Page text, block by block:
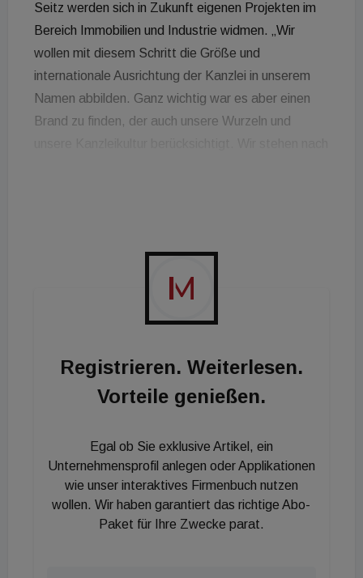
Seitz werden sich in Zukunft eigenen Projekten im
Bereich Immobilien und Industrie widmen. „Wir
wollen mit diesem Schritt die Größe und
internationale Ausrichtung der Kanzlei in unserem
Namen abbilden. Ganz wichtig war es aber einen
Brand zu finden, der auch unsere Wurzeln und
Osteuropa tätig und kennen die internationalen
Ansprüche der Mandanten. Ein moderner Brand
spiegelt unsere Positionierung in dieser Region
wider und zeigt auch den zukünftigen Weg, den wir
Kanzleipartner Nikolaus Becker. „Unsere
Mandanten schätzen die gute Altersverteilung in der
Wagesreiter und Mag. Wilhelm Huck sind seit fast
20 Jahren in der Kanzlei tätig. Dann gibt es eine
Partnereihe mit z. B. Markus Busta und Nikolaus
Becker, die seit ca. 15 Jahren dabei sind. Und nun
bauen wir eine weitere Partnerreihe auf mit Nadja
Registrieren. Weiterlesen.
Vorteile genießen.
Egal ob Sie exklusive Artikel, ein
Unternehmensprofil anlegen oder Applikationen
wie unser interaktives Firmenbuch nutzen
wollen. Wir haben garantiert das richtige Abo-
Paket für Ihre Zwecke parat.